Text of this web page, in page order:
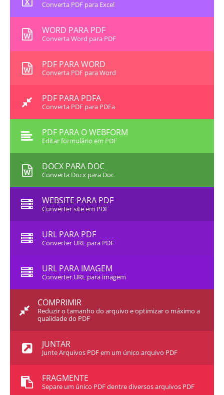
Converta PDF para Excel
WORD PARA PDF
Converta Word para PDF
PDF PARA WORD
Converta PDF para Word
PDF PARA PDFA
Converta PDF para PDFa
PDF PARA O WEBFORM
Editar formulário em PDF
DOCX PARA DOC
Converta Docx para Doc
WEBSITE PARA PDF
Converter site em PDF
URL PARA PDF
Converter URL para PDF
URL PARA IMAGEM
Converter URL para imagem
COMPRIMIR
Reduzir o tamanho do arquivo e optimizar o máximo a
qualidade do PDF
JUNTAR
Junte Arquivos PDF em um único arquivo PDF
FRAGMENTE
Separe um único PDF dentre diversos arquivos PDF